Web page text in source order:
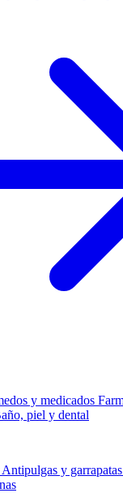
y medicados
piel y dental
Antipulgas y garrapatas